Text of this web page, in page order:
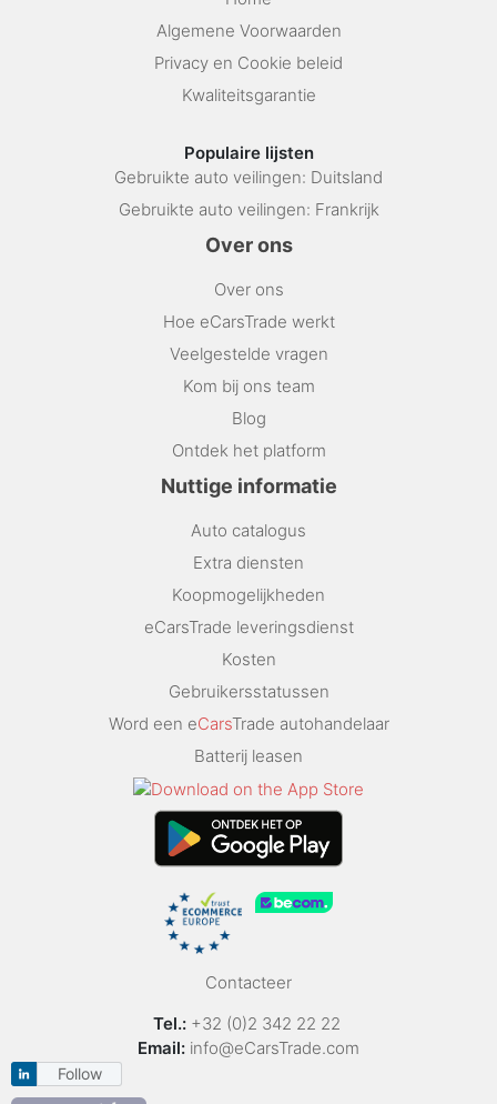
Algemene Voorwaarden
Privacy en Cookie beleid
Kwaliteitsgarantie
Populaire lijsten
Gebruikte auto veilingen: Duitsland
Gebruikte auto veilingen: Frankrijk
Over ons
Over ons
Hoe eCarsTrade werkt
Veelgestelde vragen
Kom bij ons team
Blog
Ontdek het platform
Nuttige informatie
Auto catalogus
Extra diensten
Koopmogelijkheden
eCarsTrade leveringsdienst
Kosten
Gebruikersstatussen
Word een eCarsTrade autohandelaar
Batterij leasen
Contacteer
Tel.: +32 (0)2 342 22 22
Email: info@eCarsTrade.com
Follow